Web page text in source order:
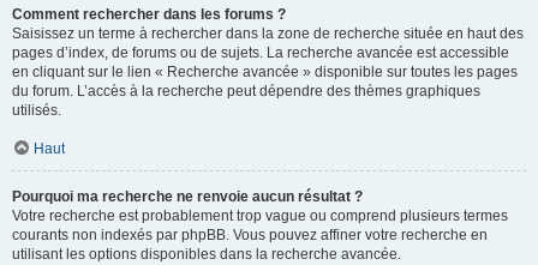
Comment rechercher dans les forums ?
Saisissez un terme à rechercher dans la zone de recherche située en haut des
pages d’index, de forums ou de sujets. La recherche avancée est accessible
en cliquant sur le lien « Recherche avancée » disponible sur toutes les pages
du forum. L’accès à la recherche peut dépendre des thèmes graphiques
utilisés.
Haut
Pourquoi ma recherche ne renvoie aucun résultat ?
Votre recherche est probablement trop vague ou comprend plusieurs termes
courants non indexés par phpBB. Vous pouvez affiner votre recherche en
utilisant les options disponibles dans la recherche avancée.